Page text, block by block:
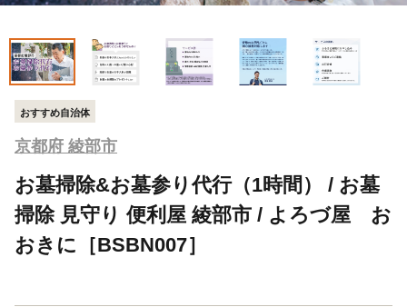
おすすめ自治体
京都府 綾部市
お墓掃除&お墓参り代行（1時間） / お墓
掃除 見守り 便利屋 綾部市 / よろづ屋 お
おきに［BSBN007］